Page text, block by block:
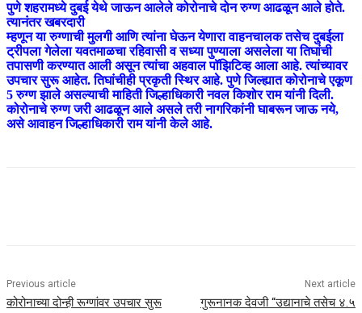
पुणे शहरामध्ये दुबई येथे जाऊन आलेले कोरोनाचे दोन रुग्ण आढळून आले होते.
त्यानंतर खबरदारी
म्हणून या रुग्णाची मुलगी आणि त्यांना घेऊन येणारा वाहनचालक तसेच दुबईला
ट्रीपला गेलेला यवतमाळचा रहिवासी व सध्या पुण्याला असलेला या तिघांची
तपासणी करण्यात आली असून त्यांचा अहवाल पॉझिटिव्ह आला आहे. त्यांच्यावर
उपचार सुरू आहेत. तिघांचीही प्रकृती स्थिर आहे. पुणे जिल्ह्यात कोरोनाचे एकूण
5 रुग्ण झाले असल्याची माहिती जिल्हाधिकारी नवल किशोर राम यांनी दिली.
कोरोनाचे रुग्ण जरी आढळून आले असले तरी नागरिकांनी घाबरून जाऊ नये,
असे आवाहन जिल्हाधिकारी राम यांनी केले आहे.
Previous article
कोरोनाच्या दोन्ही रूग्णांवर उपचार सुरू
Next article
गुरूनानक देवजी “उद्यानाचे तसेच ४.५